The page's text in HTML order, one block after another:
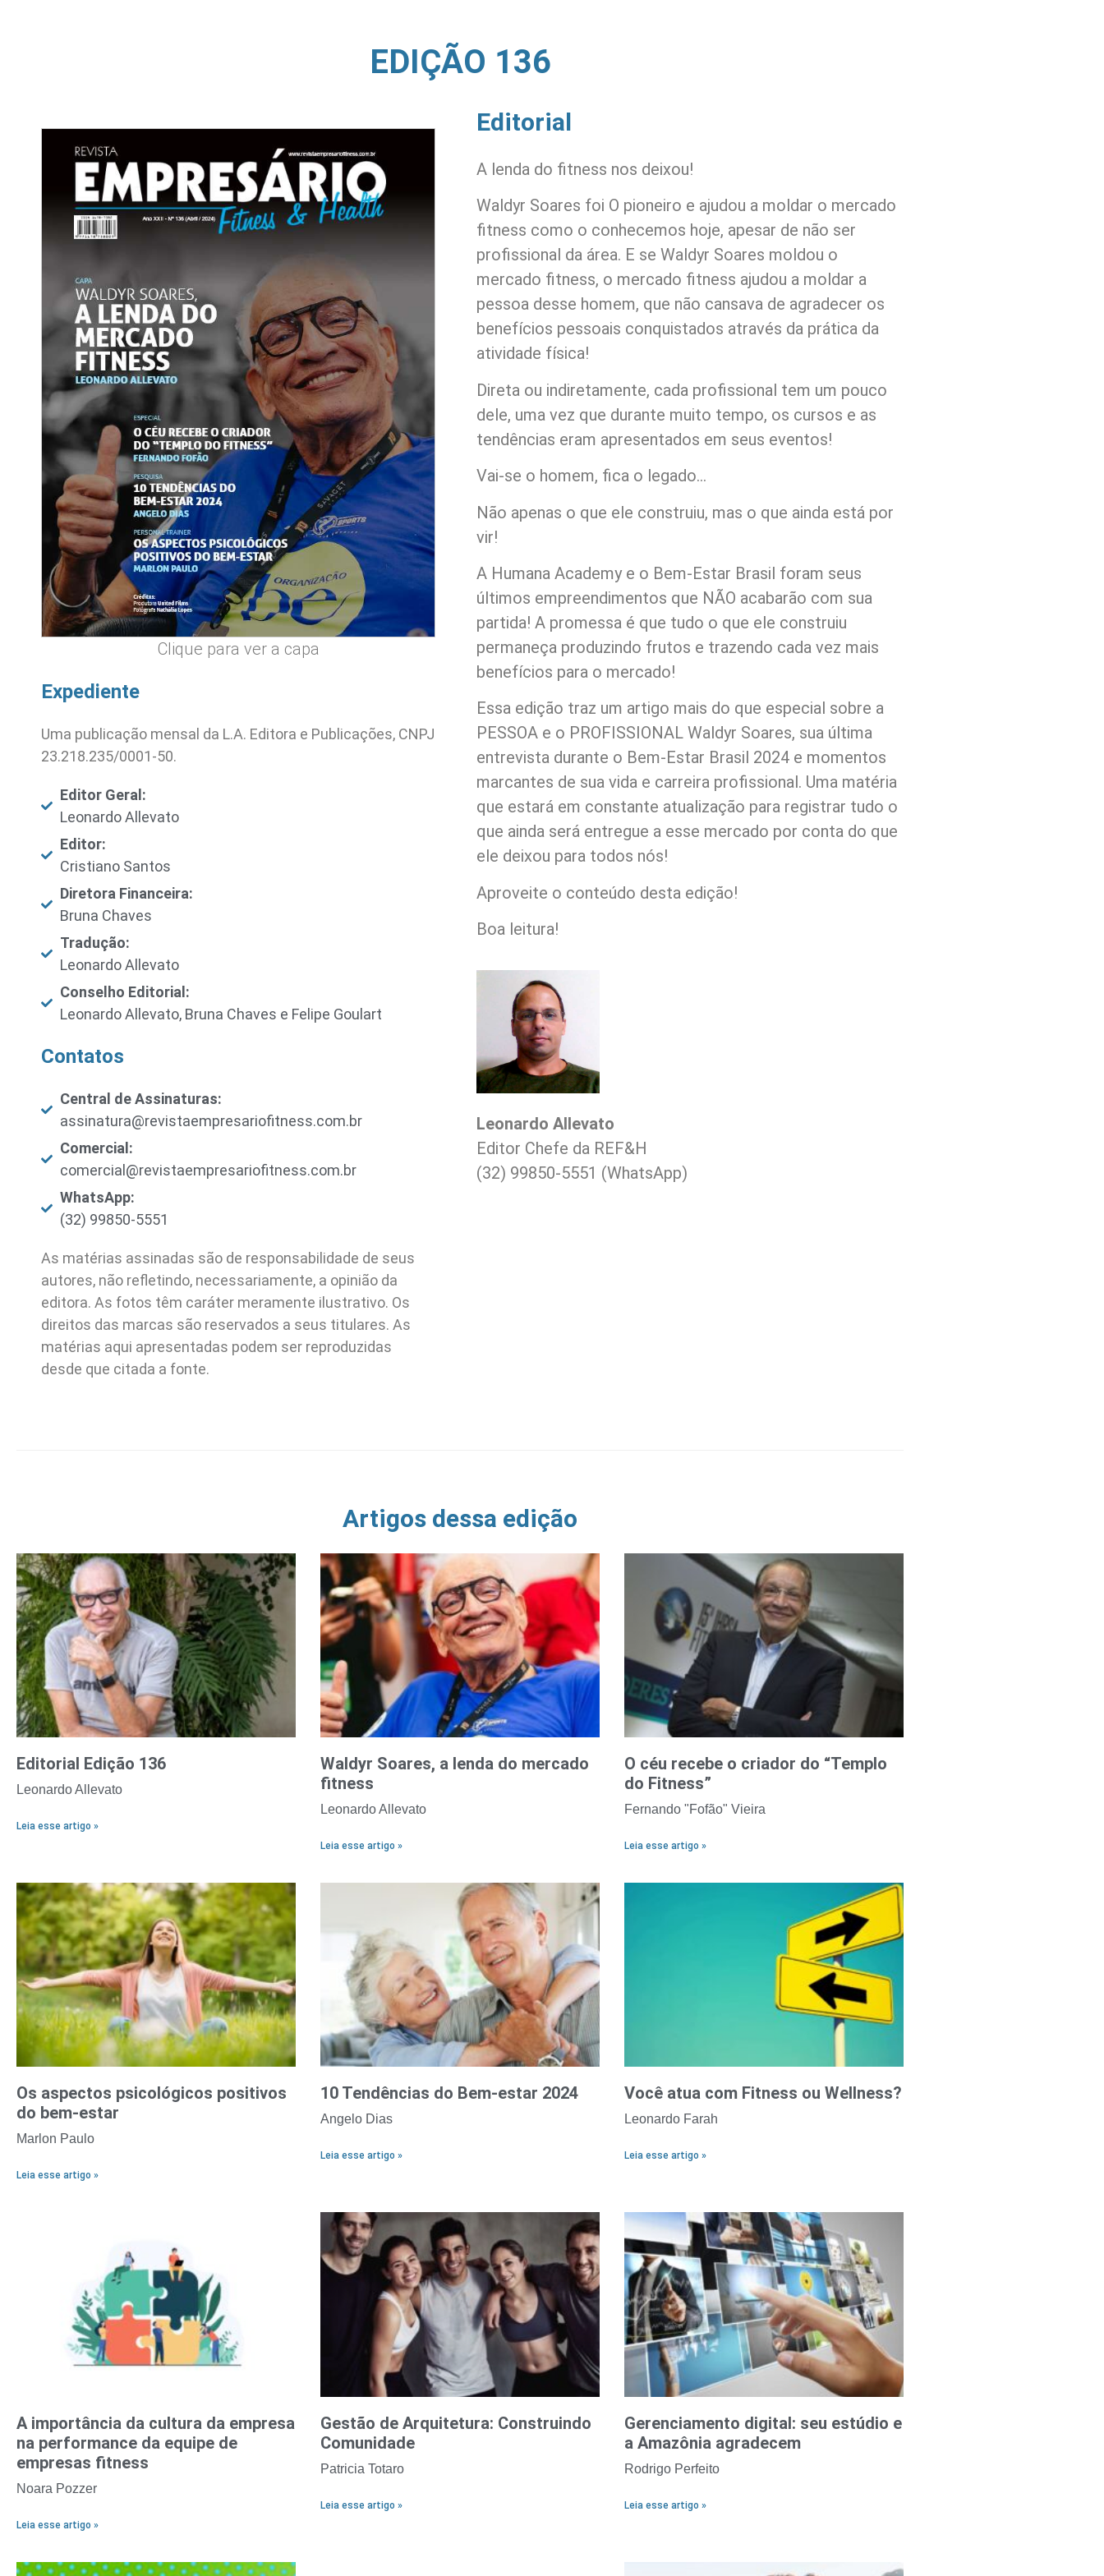
EDIÇÃO 136
Clique para ver a capa
Expediente
Uma publicação mensal da L.A. Editora e Publicações, CNPJ
23.218.235/0001-50.
Editor Geral:
Leonardo Allevato
Editor:
Cristiano Santos
Diretora Financeira:
Bruna Chaves
Tradução:
Leonardo Allevato
Conselho Editorial:
Leonardo Allevato, Bruna Chaves e Felipe Goulart
Contatos
Central de Assinaturas:
assinatura@revistaempresariofitness.com.br
Comercial:
comercial@revistaempresariofitness.com.br
WhatsApp:
(32) 99850-5551
As matérias assinadas são de responsabilidade de seus
autores, não refletindo, necessariamente, a opinião da
editora. As fotos têm caráter meramente ilustrativo. Os
direitos das marcas são reservados a seus titulares. As
matérias aqui apresentadas podem ser reproduzidas
desde que citada a fonte.
Editorial
A lenda do fitness nos deixou!
Waldyr Soares foi O pioneiro e ajudou a moldar o mercado
fitness como o conhecemos hoje, apesar de não ser
profissional da área. E se Waldyr Soares moldou o
mercado fitness, o mercado fitness ajudou a moldar a
pessoa desse homem, que não cansava de agradecer os
benefícios pessoais conquistados através da prática da
atividade física!
Direta ou indiretamente, cada profissional tem um pouco
dele, uma vez que durante muito tempo, os cursos e as
tendências eram apresentados em seus eventos!
Vai-se o homem, fica o legado…
Não apenas o que ele construiu, mas o que ainda está por
vir!
A Humana Academy e o Bem-Estar Brasil foram seus
últimos empreendimentos que NÃO acabarão com sua
partida! A promessa é que tudo o que ele construiu
permaneça produzindo frutos e trazendo cada vez mais
benefícios para o mercado!
Essa edição traz um artigo mais do que especial sobre a
PESSOA e o PROFISSIONAL Waldyr Soares, sua última
entrevista durante o Bem-Estar Brasil 2024 e momentos
marcantes de sua vida e carreira profissional. Uma matéria
que estará em constante atualização para registrar tudo o
que ainda será entregue a esse mercado por conta do que
ele deixou para todos nós!
Aproveite o conteúdo desta edição!
Boa leitura!
Leonardo Allevato
Editor Chefe da REF&H
(32) 99850-5551 (WhatsApp)
Artigos dessa edição
Editorial Edição 136
Leonardo Allevato
Leia esse artigo »
Waldyr Soares, a lenda do mercado
fitness
Leonardo Allevato
Leia esse artigo »
O céu recebe o criador do “Templo
do Fitness”
Fernando "Fofão" Vieira
Leia esse artigo »
Os aspectos psicológicos positivos
do bem-estar
Marlon Paulo
Leia esse artigo »
10 Tendências do Bem-estar 2024
Angelo Dias
Leia esse artigo »
Você atua com Fitness ou Wellness?
Leonardo Farah
Leia esse artigo »
A importância da cultura da empresa
na performance da equipe de
empresas fitness
Noara Pozzer
Leia esse artigo »
Gestão de Arquitetura: Construindo
Comunidade
Patricia Totaro
Leia esse artigo »
Gerenciamento digital: seu estúdio e
a Amazônia agradecem
Rodrigo Perfeito
Leia esse artigo »